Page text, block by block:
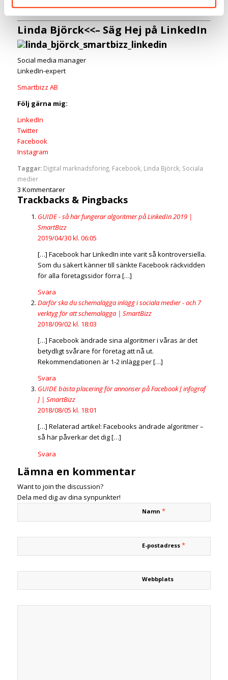
Hur tänker du?
Linda Björck<<– Säg Hej på LinkedIn
Social media manager
LinkedIn-expert
Smartbizz AB
Följ gärna mig:
LinkedIn
Twitter
Facebook
Instagram
Taggar: Digital marknadsföring, Facebook, Linda Björck, Sociala
medier
3 Kommentarer
Trackbacks & Pingbacks
GUIDE - så här fungerar algoritmer på LinkedIn 2019 |
SmartBizz
2019/04/30 kl. 06:05
[…] Facebook har LinkedIn inte varit så kontroversiella.
Som du säkert känner till sänkte Facebook räckvidden
för alla företagssidor förra […]
Svara
Därför ska du schemalägga inlägg i sociala medier - och 7
verktyg för att schemalägga | SmartBizz
2018/09/02 kl. 18:03
[…] Facebook ändrade sina algoritmer i våras är det
betydligt svårare för företag att nå ut.
Rekommendationen är 1-2 inlägg per […]
Svara
GUIDE bästa placering för annonser på Facebook [ infograf
] | SmartBizz
2018/08/05 kl. 18:01
[…] Relaterad artikel: Facebooks ändrade algoritmer –
så här påverkar det dig […]
Svara
Lämna en kommentar
Want to join the discussion?
Dela med dig av dina synpunkter!
Namn *
E-postadress *
Webbplats